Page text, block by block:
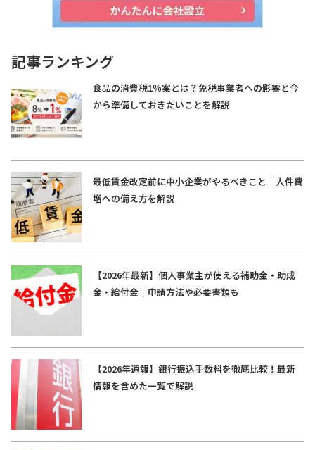
記事ランキング
食品の消費税1％案とは？免税事業者への影響と今
から準備しておきたいことを解説
最低賃金改定前に中小企業がやるべきこと｜人件費
増への備え方を解説
【2026年最新】個人事業主が使える補助金・助成
金・給付金｜申請方法や必要書類も
【2026年速報】銀行振込手数料を徹底比較！最新
情報を含めた一覧で解説